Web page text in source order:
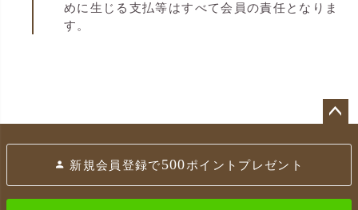
めに生じる支払等はすべて会員の責任となりま
す。
ト
新規会員登録で500ポイントプレゼント